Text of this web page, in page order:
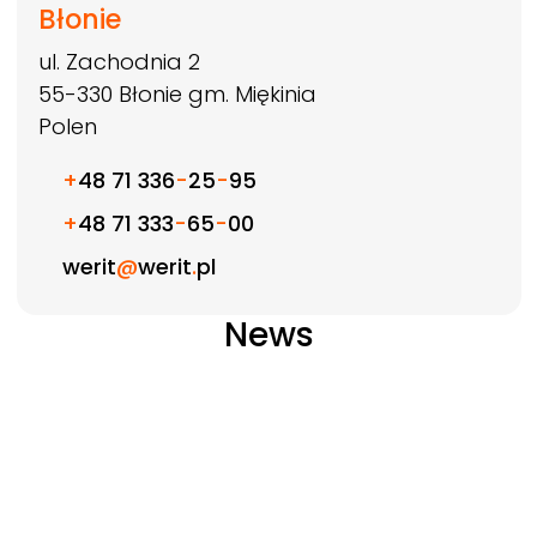
Błonie
ul. Zachodnia 2
55-330 Błonie gm. Miękinia
Polen
+48 71 336-25-95
+48 71 333-65-00
werit@werit.pl
News